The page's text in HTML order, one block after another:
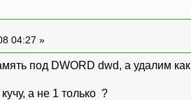
04:27 »
под DWORD dwd, а удалим как
а не 1 только ?